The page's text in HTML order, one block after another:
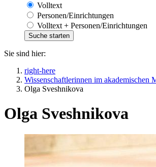
Volltext
Personen/Einrichtungen
Volltext + Personen/Einrichtungen
Sie sind hier:
right-here
Wissenschaftlerinnen im akademischen
Olga Sveshnikova
Olga Sveshnikova